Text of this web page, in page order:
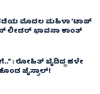
ಮೊದಲ ಮಹಿಳಾ ‘ಟಾಪ್
ಲೀಡರ್ ಭಾವನಾ ಕಾಂತ್
: ರೋಹಿತ್ ಬೈದಿದ್ದ ಹಳೇ
ಜೈಸ್ವಾಲ್!